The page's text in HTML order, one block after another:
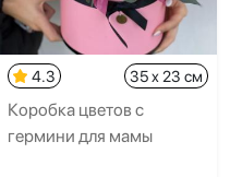
4.3 35 x 23 см
Коробка цветов с
гермини для мамы